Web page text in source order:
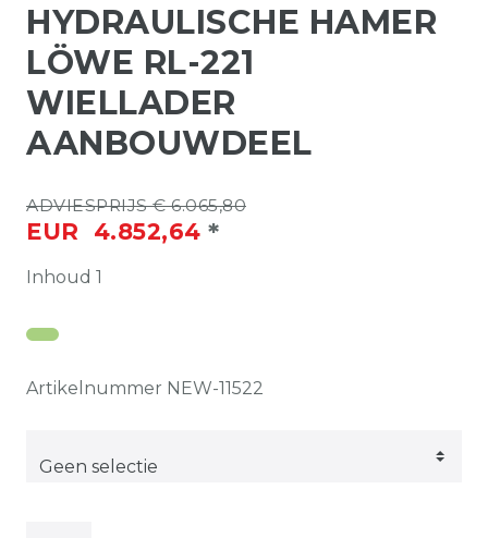
HYDRAULISCHE HAMER
LÖWE RL-221
WIELLADER
AANBOUWDEEL
ADVIESPRIJS € 6.065,80
EUR 4.852,64 *
Inhoud 1
Artikelnummer NEW-11522